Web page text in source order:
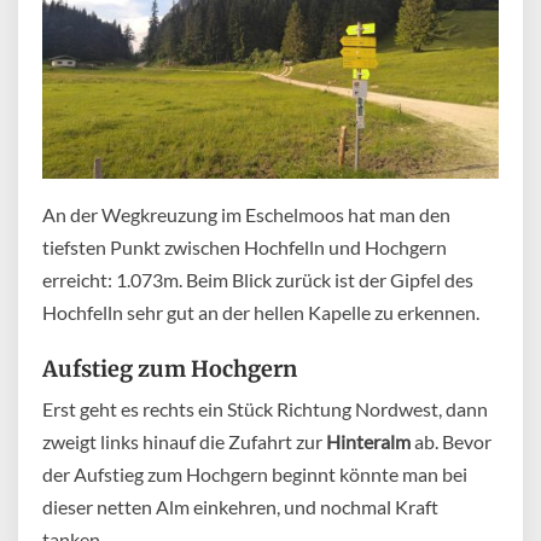
An der Wegkreuzung im Eschelmoos hat man den
tiefsten Punkt zwischen Hochfelln und Hochgern
erreicht: 1.073m. Beim Blick zurück ist der Gipfel des
Hochfelln sehr gut an der hellen Kapelle zu erkennen.
Aufstieg zum Hochgern
Erst geht es rechts ein Stück Richtung Nordwest, dann
zweigt links hinauf die Zufahrt zur Hinteralmab. Bevor
der Aufstieg zum Hochgern beginnt könnte man bei
dieser netten Alm einkehren, und nochmal Kraft